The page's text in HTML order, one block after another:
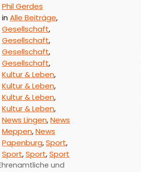
Phil Gerdes
in Alle Beiträge
Gesellschaft
Gesellschaft
Gesellschaft
Gesellschaft
Kultur & Leben
Kultur & Leben
Kultur & Leben
Kultur & Leben
News Lingen, News
Meppen, News
Papenburg, Sport
Sport, Sport, Sport
und